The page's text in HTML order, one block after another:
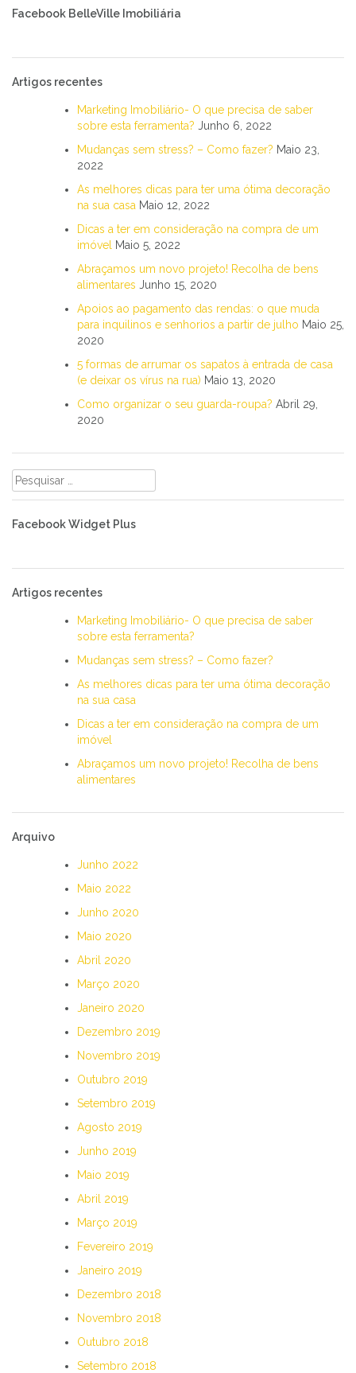
Facebook BelleVille Imobiliária
Artigos recentes
Marketing Imobiliário- O que precisa de saber
sobre esta ferramenta? Junho 6, 2022
Mudanças sem stress? – Como fazer? Maio 23,
2022
As melhores dicas para ter uma ótima decoração
na sua casa Maio 12, 2022
Dicas a ter em consideração na compra de um
imóvel
Maio 5, 2022
Abraçamos um novo projeto! Recolha de bens
alimentares Junho 15, 2020
Apoios ao pagamento das rendas: o que muda
para inquilinos e senhorios a partir de julho Maio 25,
2020
5 formas de arrumar os sapatos à entrada de casa
(e deixar os vírus na rua) Maio 13, 2020
Como organizar o seu guarda-roupa? Abril 29,
2020
Pesquisar
por:
Facebook Widget Plus
Artigos recentes
Marketing Imobiliário- O que precisa de saber
sobre esta ferramenta?
Mudanças sem stress? – Como fazer?
As melhores dicas para ter uma ótima decoração
na sua casa
Dicas a ter em consideração na compra de um
imóvel
Abraçamos um novo projeto! Recolha de bens
alimentares
Arquivo
Junho 2022
Maio 2022
Junho 2020
Maio 2020
Abril 2020
Março 2020
Janeiro 2020
Dezembro 2019
Novembro 2019
Outubro 2019
Setembro 2019
Agosto 2019
Junho 2019
Maio 2019
Abril 2019
Março 2019
Fevereiro 2019
Janeiro 2019
Dezembro 2018
Novembro 2018
Outubro 2018
Setembro 2018